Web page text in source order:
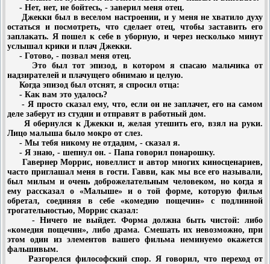
- Нет, нет, не бойтесь, - заверил меня отец.
Джекки был в веселом настроении, и у меня не хватило духу
остаться и посмотреть, что сделает отец, чтобы заставить его
заплакать. Я пошел к себе в уборную, и через несколько минут
услышал крики и плач Джекки.
- Готово, - позвал меня отец.
Это был тот эпизод, в котором я спасаю мальчика от
надзирателей и плачущего обнимаю и целую.
Когда эпизод был отснят, я спросил отца:
- Как вам это удалось?
- Я просто сказал ему, что, если он не заплачет, его на самом
деле заберут из студии и отправят в работный дом.
Я обернулся к Джекки и, желая утешить его, взял на руки.
Лицо малыша было мокро от слез.
- Мы тебя никому не отдадим, - сказал я.
- Я знаю, - шепнул он. - Папа говорил понарошку.
Гавернер Моррис, новеллист и автор многих киносценариев,
часто приглашал меня в гости. Гавви, как мы все его называли,
был милым и очень доброжелательным человеком, но когда я
ему рассказал о «Малыше» и о той форме, которую фильм
обретал, соединяя в себе «комедию пощечин» с подлинной
трогательностью, Моррис сказал:
- Ничего не выйдет. Форма должна быть чистой: либо
«комедия пощечин», либо драма. Смешать их невозможно, при
этом один из элементов вашего фильма неминуемо окажется
фальшивым.
Разгорелся философский спор. Я говорил, что переход от